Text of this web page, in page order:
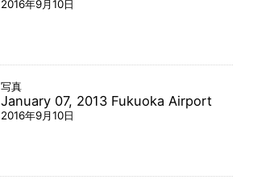
2016年9月10日
写真
January 07, 2013 Fukuoka Airport
2016年9月10日